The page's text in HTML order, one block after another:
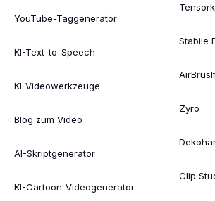
YouTube-Taggenerator
KI-Text-to-Speech
KI-Videowerkzeuge
Blog zum Video
AI-Skriptgenerator
KI-Cartoon-Videogenerator
Stabile
Zyro
Clip